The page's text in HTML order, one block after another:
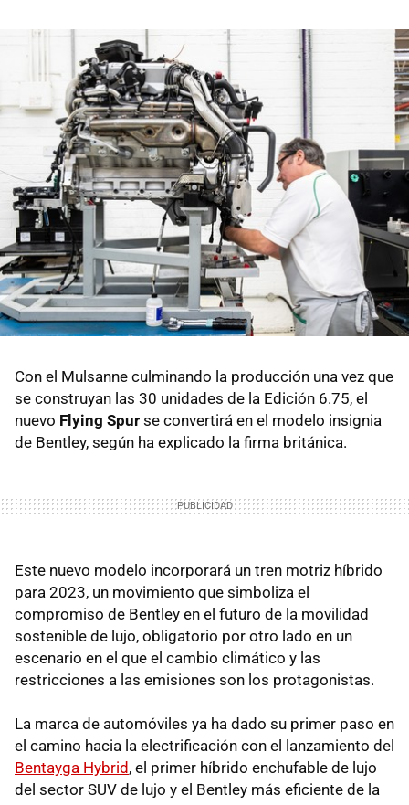
Con el Mulsanne culminando la producción una vez que
se construyan las 30 unidades de la Edición 6.75, el
nuevo Flying Spur se convertirá en el modelo insignia
de Bentley, según ha explicado la firma británica.
Este nuevo modelo incorporará un tren motriz híbrido
para 2023, un movimiento que simboliza el
compromiso de Bentley en el futuro de la movilidad
sostenible de lujo, obligatorio por otro lado en un
escenario en el que el cambio climático y las
restricciones a las emisiones son los protagonistas.
La marca de automóviles ya ha dado su primer paso en
el camino hacia la electrificación con el lanzamiento del
Bentayga Hybrid , el primer híbrido enchufable de lujo
del sector SUV de lujo y el Bentley más eficiente de la